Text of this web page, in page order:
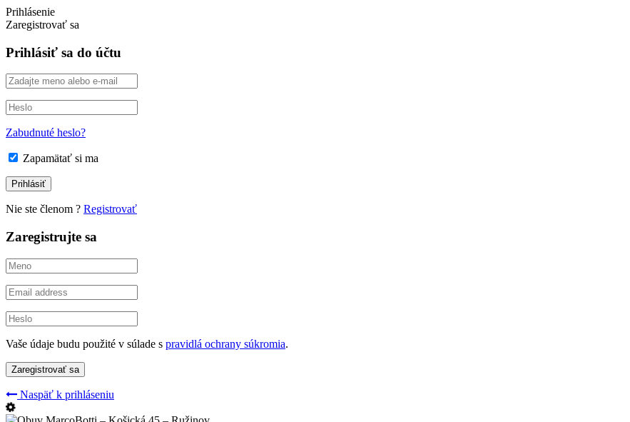
Prihlásenie
Zaregistrovať sa
Prihlásiť sa do účtu
Zabudnuté heslo?
Zapamätať si ma
Nie ste členom ? Registrovať
Zaregistrujte sa
Vaše údaje budu použité v súlade s pravidlá ochrany súkromia.
Naspäť k prihláseniu